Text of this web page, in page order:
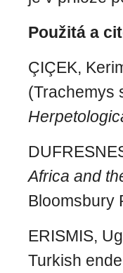
Použitá a
ÇIÇEK,
(Trachemys
Africa and
Bloomsbury
ERISMIS,
Turkish